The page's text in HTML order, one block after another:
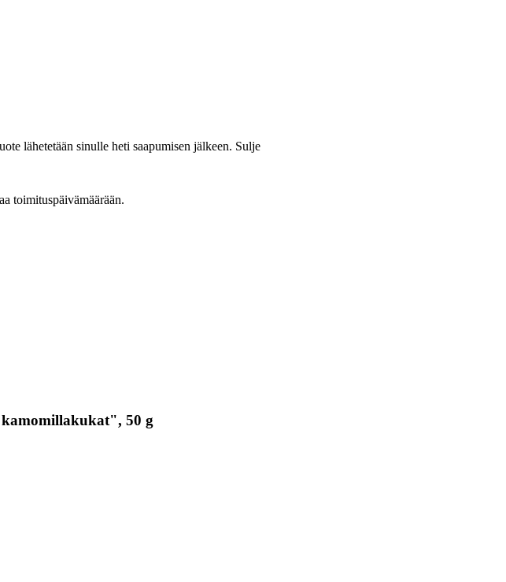
lähetetään sinulle heti saapumisen jälkeen. Sulje
toimituspäivämäärään.
kamomillakukat", 50 g